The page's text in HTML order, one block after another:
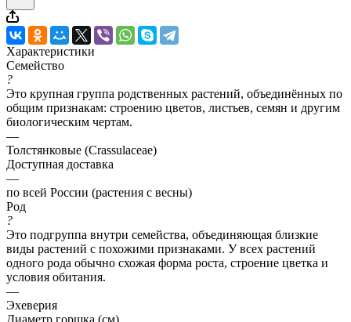
Характеристики
Семейство
?
Это крупная группа родственных растений, объединённых по
общим признакам: строению цветов, листьев, семян и другим
биологическим чертам.
—
Толстянковые (Crassulaceae)
Доступная доставка
—
по всей России (растения с весны)
Род
?
Это подгруппа внутри семейства, объединяющая близкие
виды растений с похожими признаками. У всех растений
одного рода обычно схожая форма роста, строение цветка и
условия обитания.
—
Эхеверия
Диаметр горшка (см)